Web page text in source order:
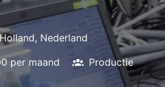
, Nederland
per maand
Productie